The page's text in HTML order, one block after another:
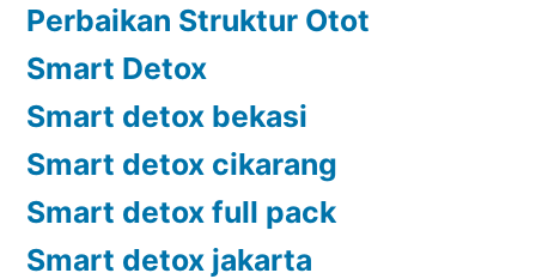
Perbaikan Struktur Otot
Smart Detox
Smart detox bekasi
Smart detox cikarang
Smart detox full pack
Smart detox jakarta